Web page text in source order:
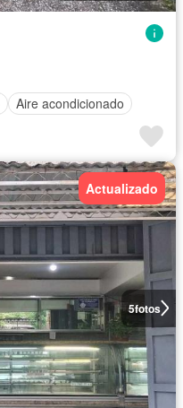
Aire acondicionado
5fotos
Actualizado